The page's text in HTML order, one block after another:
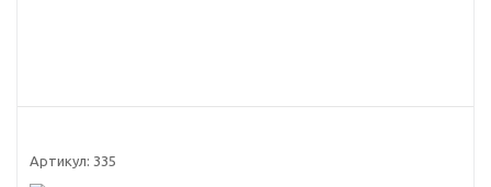
Артикул: 335